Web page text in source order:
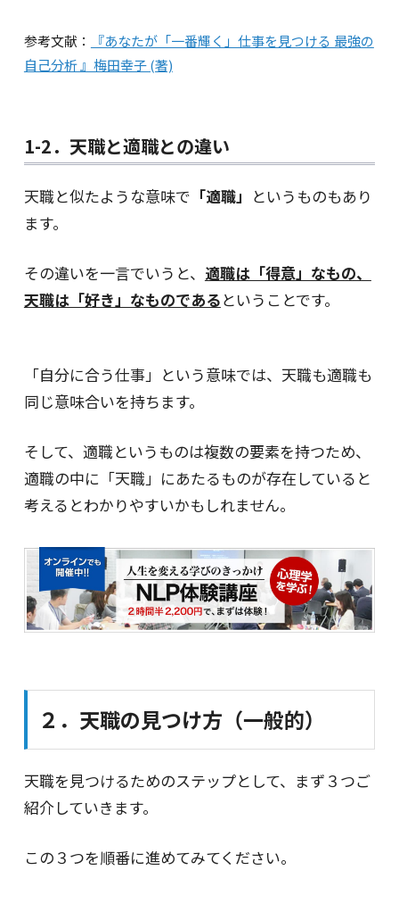
参考文献：
『あなたが「一番輝く」仕事を見つける 最強の
自己分析 』梅田幸子 (著)
1-2．天職と適職との違い
天職と似たような意味で 「適職」 というものもあり
ます。
その違いを一言でいうと、 適職は「得意」なもの、
天職は「好き」なものであるということです。
「自分に合う仕事」という意味では、天職も適職も
同じ意味合いを持ちます。
そして、適職というものは複数の要素を持つため、
適職の中に「天職」にあたるものが存在していると
考えるとわかりやすいかもしれません。
２．天職の見つけ方（一般的）
天職を見つけるためのステップとして、まず３つご
紹介していきます。
この３つを順番に進めてみてください。